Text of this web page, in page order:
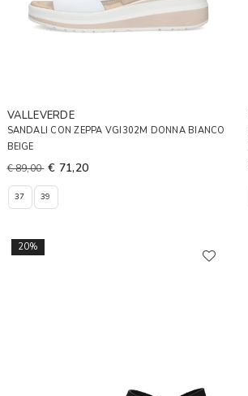
VALLEVERDE
SANDALI CON ZEPPA VGI302M DONNA BIANCO
BEIGE
€ 89,00 € 71,20
37 39
20%